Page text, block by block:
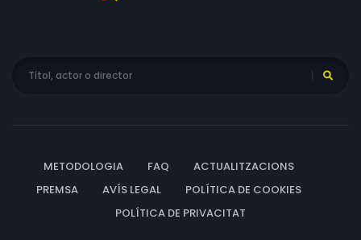
METODOLOGIA FAQ
ACTUALITZACIONS
PREMSA
AVÍS LEGAL
POLÍTICA DE COOKIES
POLÍTICA DE PRIVACITAT